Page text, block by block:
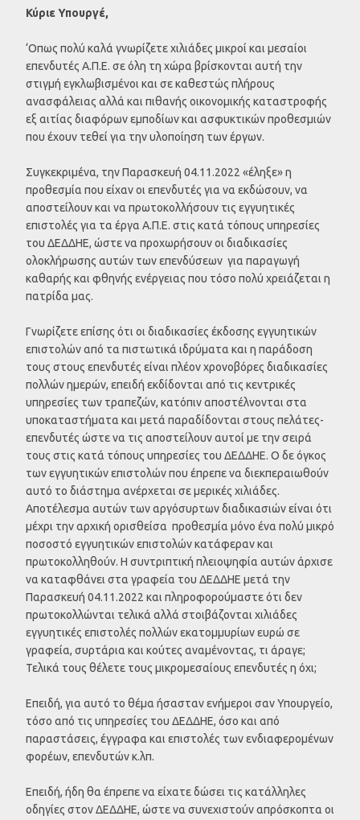
Κύριε Υπουργέ,
‘Oπως πολύ καλά γνωρίζετε χιλιάδες μικροί και μεσαίοι
επενδυτές Α.Π.Ε. σε όλη τη χώρα βρίσκονται αυτή την
στιγμή εγκλωβισμένοι και σε καθεστώς πλήρους
ανασφάλειας αλλά και πιθανής οικονομικής καταστροφής
εξ αιτίας διαφόρων εμποδίων και ασφυκτικών προθεσμιών
που έχουν τεθεί για την υλοποίηση των έργων.
Συγκεκριμένα, την Παρασκευή 04.11.2022 «έληξε» η
προθεσμία που είχαν οι επενδυτές για να εκδώσουν, να
αποστείλουν και να πρωτοκολλήσουν τις εγγυητικές
επιστολές για τα έργα Α.Π.Ε. στις κατά τόπους υπηρεσίες
του ΔΕΔΔΗΕ, ώστε να προχωρήσουν οι διαδικασίες
ολοκλήρωσης αυτών των επενδύσεων για παραγωγή
καθαρής και φθηνής ενέργειας που τόσο πολύ χρειάζεται η
πατρίδα μας.
Γνωρίζετε επίσης ότι οι διαδικασίες έκδοσης εγγυητικών
επιστολών από τα πιστωτικά ιδρύματα και η παράδοση
τους στους επενδυτές είναι πλέον χρονοβόρες διαδικασίες
πολλών ημερών, επειδή εκδίδονται από τις κεντρικές
υπηρεσίες των τραπεζών, κατόπιν αποστέλνονται στα
υποκαταστήματα και μετά παραδίδονται στους πελάτες-
επενδυτές ώστε να τις αποστείλουν αυτοί με την σειρά
τους στις κατά τόπους υπηρεσίες του ΔΕΔΔΗΕ. Ο δε όγκος
των εγγυητικών επιστολών που έπρεπε να διεκπεραιωθούν
αυτό το διάστημα ανέρχεται σε μερικές χιλιάδες.
Αποτέλεσμα αυτών των αργόσυρτων διαδικασιών είναι ότι
μέχρι την αρχική ορισθείσα προθεσμία μόνο ένα πολύ μικρό
ποσοστό εγγυητικών επιστολών κατάφεραν και
πρωτοκολληθούν. Η συντριπτική πλειοψηφία αυτών άρχισε
να καταφθάνει στα γραφεία του ΔΕΔΔΗΕ μετά την
Παρασκευή 04.11.2022 και πληροφορούμαστε ότι δεν
πρωτοκολλώνται τελικά αλλά στοιβάζονται χιλιάδες
εγγυητικές επιστολές πολλών εκατομμυρίων ευρώ σε
γραφεία, συρτάρια και κούτες αναμένοντας, τι άραγε;
Τελικά τους θέλετε τους μικρομεσαίους επενδυτές η όχι;
Επειδή, για αυτό το θέμα ήσασταν ενήμεροι σαν Υπουργείο,
τόσο από τις υπηρεσίες του ΔΕΔΔΗΕ, όσο και από
παραστάσεις, έγγραφα και επιστολές των ενδιαφερομένων
φορέων, επενδυτών κ.λπ.
Επειδή, ήδη θα έπρεπε να είχατε δώσει τις κατάλληλες
οδηγίες στον ΔΕΔΔΗΕ, ώστε να συνεχιστούν απρόσκοπτα οι